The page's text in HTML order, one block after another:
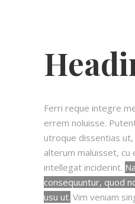
Ferri reque integre
errem noluisse.
utroque dissentias
alterum maluisset, cu
intellegat inciderint.
consequuntur, quod
usu ut. Vim veniam